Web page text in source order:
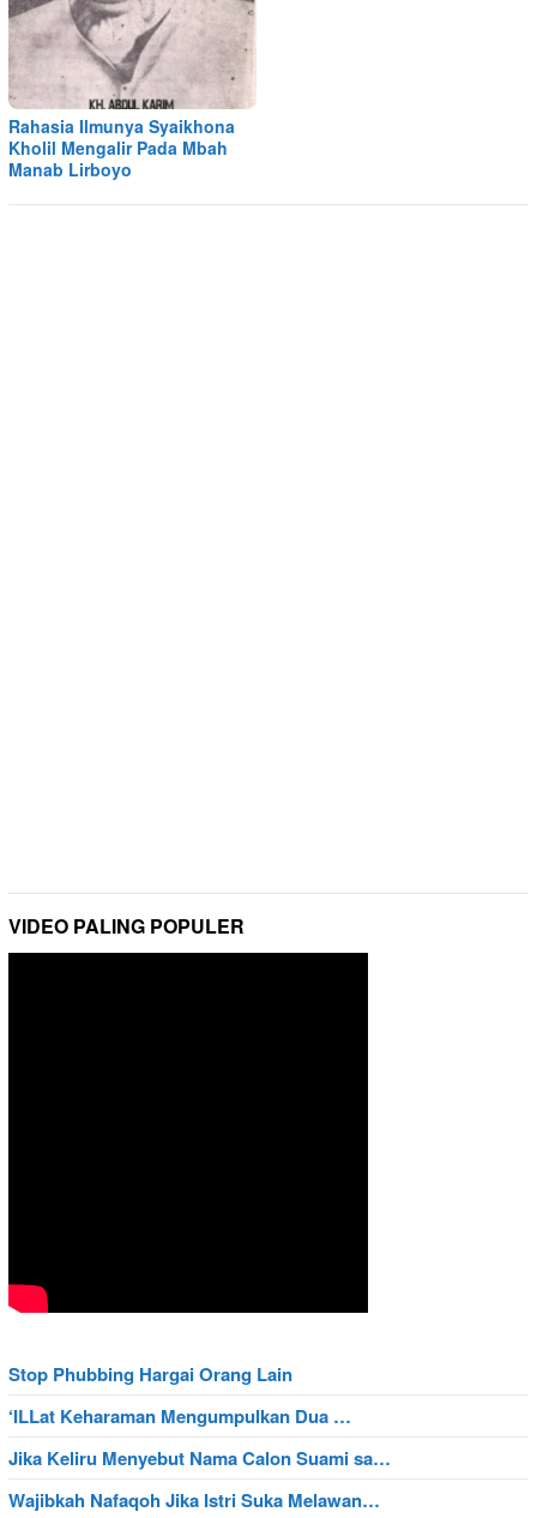
Rahasia Ilmunya Syaikhona
Kholil Mengalir Pada Mbah
Manab Lirboyo
VIDEO PALING POPULER
Stop Phubbing Hargai Orang Lain
‘ILLat Keharaman Mengumpulkan Dua …
Jika Keliru Menyebut Nama Calon Suami sa…
Wajibkah Nafaqoh Jika Istri Suka Melawan…